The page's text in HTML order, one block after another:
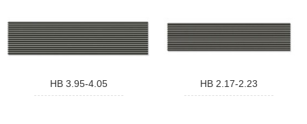
HB 3.95-4.05 HB 2.17-2.23